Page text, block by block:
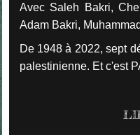
Avec Saleh Bakri,
Adam Bakri,
De 1948 à 2022, sept
palestinienne. Et c'est